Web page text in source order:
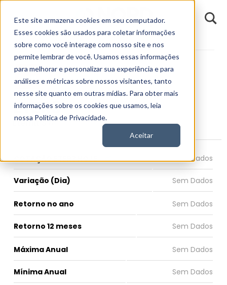
Este site armazena cookies em seu computador.
Esses cookies são usados para coletar informações
sobre como você interage com nosso site e nos
permite lembrar de você. Usamos essas informações
para melhorar e personalizar sua experiência e para
análises e métricas sobre nossos visitantes, tanto
nesse site quanto em outras mídias. Para obter mais
informações sobre os cookies que usamos, leia
nossa Política de Privacidade.
Aceitar
Fundamentos ETER3
ETER3
Eternit S.A.
COTAÇÃO ETER3 HOJE
Variação (Dia)
Retorno no ano
Retorno 12 meses
Máxima Anual
Mínima Anual